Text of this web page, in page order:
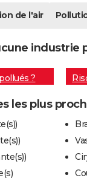
de l'air
industrie
?
les plus